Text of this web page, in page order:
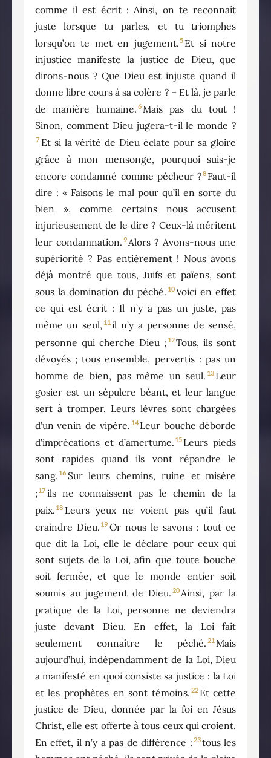
comme il est écrit : Ainsi, on te reconnaît
juste lorsque tu parles, et tu triomphes
lorsqu’on te met en jugement.5 Et si notre
injustice manifeste la justice de Dieu, que
dirons-nous ? Que Dieu est injuste quand il
donne libre cours à sa colère ? – Et là, je parle
de manière humaine. 6Mais pas du tout !
Sinon, comment Dieu jugera-t-il le monde ?
7 Et si la vérité de Dieu éclate pour sa gloire
grâce à mon mensonge, pourquoi suis-je
encore condamné comme pécheur ?8 Faut-il
dire : « Faisons le mal pour qu’il en sorte du
bien », comme certains nous accusent
injurieusement de le dire ? Ceux-là méritent
leur condamnation. 9Alors ? Avons-nous une
supériorité ? Pas entièrement ! Nous avons
déjà montré que tous, Juifs et païens, sont
sous la domination du péché. 10Voici en effet
ce qui est écrit : Il n’y a pas un juste, pas
même un seul, 11 il n’y a personne de sensé,
personne qui cherche Dieu ; 12Tous, ils sont
dévoyés ; tous ensemble, pervertis : pas un
homme de bien, pas même un seul. 13 Leur
gosier est un sépulcre béant, et leur langue
sert à tromper. Leurs lèvres sont chargées
d’un venin de vipère. 14 Leur bouche déborde
d’imprécations et d’amertume. 15 Leurs pieds
sont rapides quand ils vont répandre le
sang. 16 Sur leurs chemins, ruine et misère
; 17 ils ne connaissent pas le chemin de la
paix. 18 Leurs yeux ne voient pas qu’il faut
craindre Dieu. 19 Or nous le savons : tout ce
que dit la Loi, elle le déclare pour ceux qui
sont sujets de la Loi, afin que toute bouche
soit fermée, et que le monde entier soit
soumis au jugement de Dieu. 20Ainsi, par la
pratique de la Loi, personne ne deviendra
juste devant Dieu. En effet, la Loi fait
seulement connaître le péché. 21 Mais
aujourd’hui, indépendamment de la Loi, Dieu
a manifesté en quoi consiste sa justice : la Loi
et les prophètes en sont témoins. 22 Et cette
justice de Dieu, donnée par la foi en Jésus
Christ, elle est offerte à tous ceux qui croient.
En effet, il n’y a pas de différence : 23tous les